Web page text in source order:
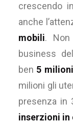
crescendo
anche
mobili. Non
business
ben 5
milioni gli
presenza in
inserzioni in